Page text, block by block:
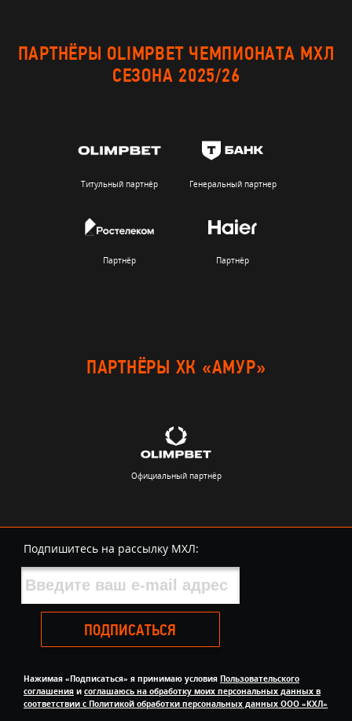
ПАРТНЁРЫ OLIMPBET ЧЕМПИОНАТА МХЛ
СЕЗОНА 2025/26
Титульный партнёр Генеральный партнер
Партнёр Партнёр
ПАРТНЁРЫ ХК «АМУР»
Официальный партнёр
Подпишитесь на рассылку МХЛ:
ПОДПИСАТЬСЯ
Нажимая «Подписаться» я принимаю условия Пользовательского
соглашения и соглашаюсь на обработку моих персональных данных в
соответствии с Политикой обработки персональных данных ООО «КХЛ»